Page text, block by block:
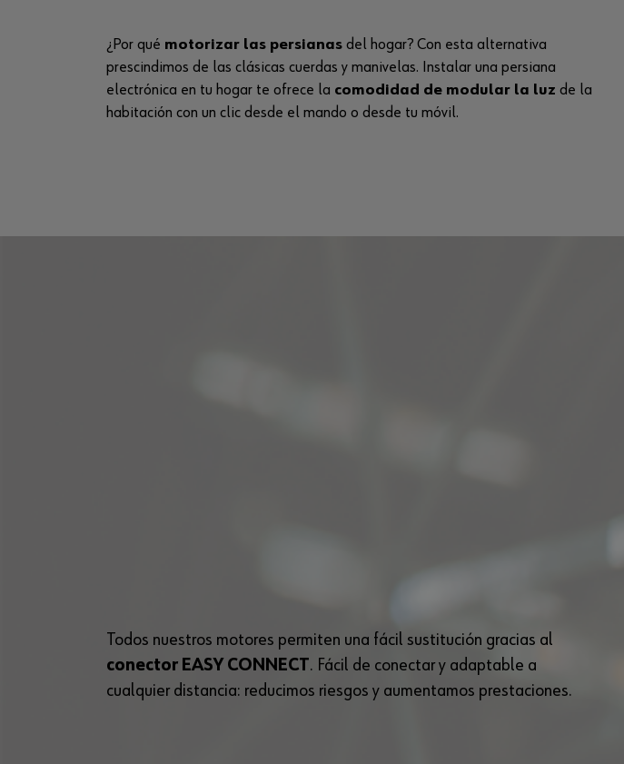
¿Por qué motorizar las persianas del hogar? Con esta alternativa
prescindimos de las clásicas cuerdas y manivelas. Instalar una persiana
electrónica en tu hogar te ofrece la comodidad de modular la luz de la
habitación con un clic desde el mando o desde tu móvil.
Todos nuestros motores permiten una fácil sustitución gracias al
conector EASY CONNECT. Fácil de conectar y adaptable a
cualquier distancia: reducimos riesgos y aumentamos prestaciones.